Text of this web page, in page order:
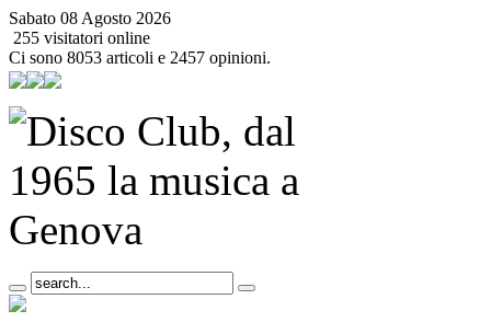
Sabato 08 Agosto 2026
255 visitatori online
Ci sono 8053 articoli e 2457 opinioni.